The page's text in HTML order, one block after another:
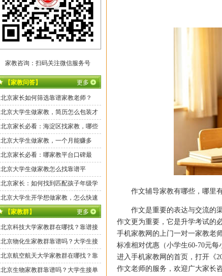
作文辅导家教有哪些，哪里
作文是重要的表达与交流的
作文更为重要，它是升学考试的
手机家教网的上门一对一家教老
标准相对优惠（小学生60-70元
进入手机家教网的首页，打开《
作文老师的服务，欢迎广大家长
家教咨询：扫码关注微信服务号
【家教问答】 更多
北京家长如何筛选靠谱家教老师？
北京大学生做家教，简历怎么包装才
拿高单？
北京家长必看：海淀区找家教，哪些
平台靠谱又实惠？
北京大学生做家教，一个月能赚多
少？
北京家长必看：哪家教平台口碑最
好、老师最靠谱？
北京大学生做家教怎么找靠谱平
台？
北京家长：如何找到匹配孩子年级学
科的专属家教？
北京大学生开学想做家教，怎么快速
接到本地订单？
【家教群】 更多
北京科技大学家教群在哪找？靠谱接
单渠道有吗？
北京物化生家教群靠谱吗？大学生接
单真实体验分享
北京航空航天大学家教群在哪找？靠
谱接单渠道有吗？
北京生物家教群靠谱吗？大学生接单